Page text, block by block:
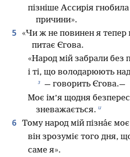
пізніше Ассирія
причини».
5
«Чи ж не повинен я тепер
питає Єгова.
«Народ мій забрали без
і ті, що володарюють
з — говорить Єгова.—
Моє ім’я щодня
зневажається. и
6 Тому народ мій пізна́є моє
він зрозуміє того дня,
саме я».